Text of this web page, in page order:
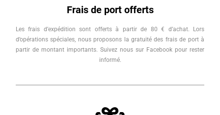
Frais de port offerts
Les frais d’expédition sont offerts à partir de 80 € d’achat. Lors
d’opérations spéciales, nous proposons la gratuité des frais de port à
partir de montant importants. Suivez nous sur Facebook pour rester
informé.